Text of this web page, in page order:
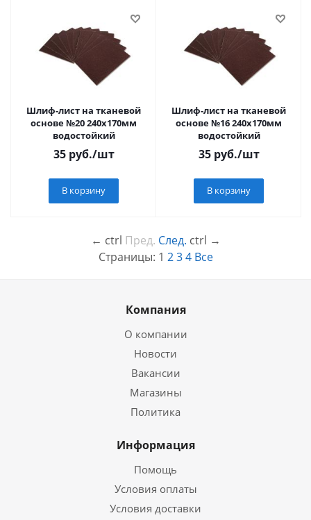
Шлиф-лист на тканевой
основе №20 240х170мм
водостойкий
35руб./шт
В корзину
Шлиф-лист на тканевой
основе №16 240х170мм
водостойкий
35руб./шт
В корзину
← ctrl Пред. След. ctrl →
Страницы: 1 2 3 4 Все
Компания
О компании
Новости
Вакансии
Магазины
Политика
Информация
Помощь
Условия оплаты
Условия доставки